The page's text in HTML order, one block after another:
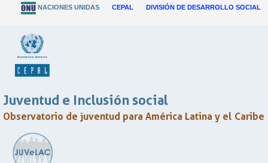
NACIONES UNIDAS CEPAL DIVISIÓN DE DESARROLLO SOCIAL
Juventud e Inclusión social
Observatorio de juventud para América Latina y el Caribe